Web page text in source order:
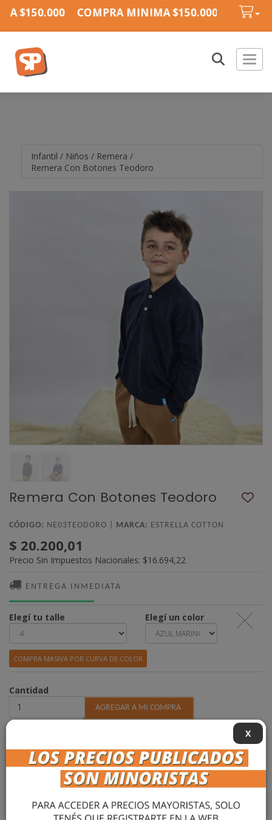
$150.000 COMPRA MINIMA $150.000
Infantil / Niños / Remera /
Remera Con Botones Teodoro
Remera Con Botones Teodoro
CÓDIGO: NE03TEODORO | MARCA: ESTRELLA COTTON
$ 20.200,01
Precio Sin Impuestos Nacionales: $16.694,22
ENTREGA INMEDIATA
Elegí tu talle Elegí un color
COMPRA MASIVA POR CURVA DE COLOR
Cantidad
DESCRIPCIÓN
X